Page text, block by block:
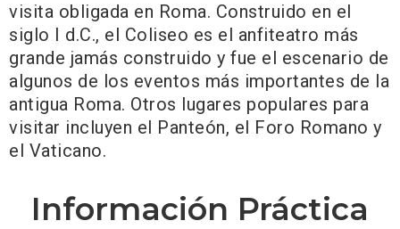
visita obligada en Roma. Construido en el
siglo I d.C., el Coliseo es el anfiteatro más
grande jamás construido y fue el escenario de
algunos de los eventos más importantes de la
antigua Roma. Otros lugares populares para
visitar incluyen el Panteón, el Foro Romano y
el Vaticano.
Información Práctica